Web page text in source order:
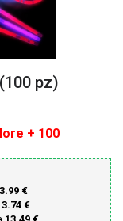
pz)
+ 100
€
€